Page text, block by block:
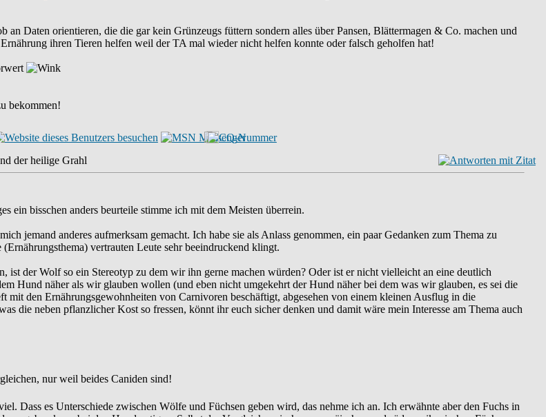
an Daten orientieren, die die gar kein Grünzeugs füttern sondern alles über Pansen, Blättermagen & Co. machen und
ihren Tieren helfen weil der TA mal wieder nicht helfen konnte oder falsch geholfen hat!
bekommen!
der heilige Grahl
ein bisschen anders beurteile stimme ich mit dem Meisten überrein.
jemand anderes aufmerksam gemacht. Ich habe sie als Anlass genommen, ein paar Gedanken zum Thema zu
vertrauten Leute sehr beeindruckend klingt.
ist der Wolf so ein Stereotyp zu dem wir ihn gerne machen würden? Oder ist er nicht vielleicht an eine deutlich
Hund näher als wir glauben wollen (und eben nicht umgekehrt der Hund näher bei dem was wir glauben, es sei die
mit den Ernährungsgewohnheiten von Carnivoren beschäftigt, abgesehen von einem kleinen Ausflug in die
die neben pflanzlicher Kost so fressen, könnt ihr euch sicher denken und damit wäre mein Interesse am Thema auch
nur weil beides Caniden sind!
Dass es Unterschiede zwischen Wölfe und Füchsen geben wird, das nehme ich an. Ich erwähnte aber den Fuchs in